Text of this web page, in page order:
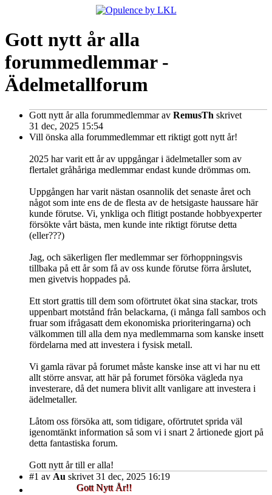
Gott nytt år alla
forummedlemmar -
Ädelmetallforum
Gott nytt år alla forummedlemmarav RemusTh skrivet
31 dec, 2025 15:54
Vill önska alla forummedlemmar ett riktigt gott nytt år!
2025 har varit ett år av uppgångar i ädelmetaller som av
flertalet gråhåriga medlemmar endast kunde drömmas om.
Uppgången har varit nästan osannolik det senaste året och
något som inte ens de de flesta av de hetsigaste haussare här
kunde förutse. Vi, ynkliga och flitigt postande hobbyexperter
försökte vårt bästa, men kunde inte riktigt förutse detta
(eller???)
Jag, och säkerligen fler medlemmar ser förhoppningsvis
tillbaka på ett år som få av oss kunde förutse förra årslutet,
men givetvis hoppades på.
Ett stort grattis till dem som oförtrutet ökat sina stackar, trots
uppenbart motstånd från belackarna, (i många fall sambos och
fruar som ifrågasatt dem ekonomiska prioriteringarna) och
välkommen till alla dem nya medlemmarna som kanske insett
fördelarna med att investera i fysisk metall.
Vi gamla rävar på forumet måste kanske inse att vi har nu ett
allt större ansvar, att här på forumet försöka vägleda nya
investerare, då det numera blivit allt vanligare att investera i
ädelmetaller.
Låtom oss försöka att, som tidigare, oförtrutet sprida väl
igenomtänkt information så som vi i snart 2 årtionede gjort på
detta fantastiska forum.
Gott nytt år till er alla!
#1 av Au skrivet 31 dec, 2025 16:19
Gott Nytt År!!